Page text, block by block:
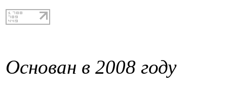
Основан в 2008 году